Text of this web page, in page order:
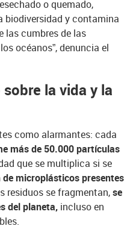
o quemado,
biodiversidad y contamina
las cumbres de las
océanos”, denuncia el
la vida y la
como alarmantes: cada
más de 50.000 partículas
que se multiplica si se
microplásticos presentes
residuos se fragmentan,se
del planeta, incluso en